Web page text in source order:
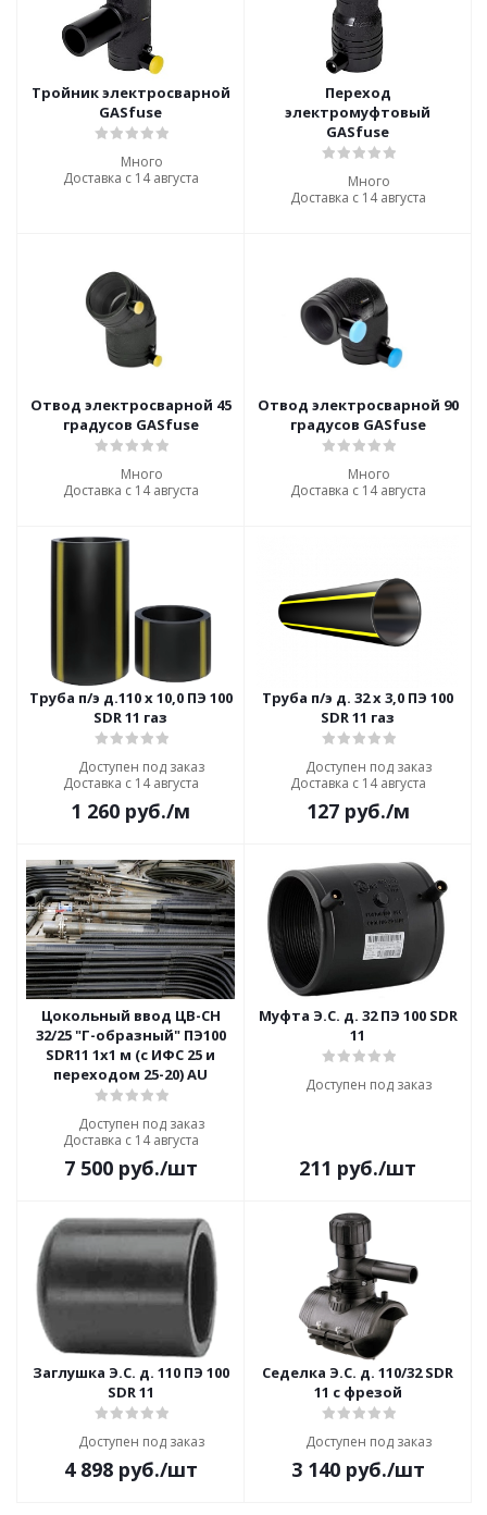
Тройник электросварной
GASfuse
Много
Доставка с 14 августа
Переход
электромуфтовый
GASfuse
Много
Доставка с 14 августа
Отвод электросварной 45
градусов GASfuse
Много
Доставка с 14 августа
Отвод электросварной 90
градусов GASfuse
Много
Доставка с 14 августа
Труба п/э д.110 х 10,0 ПЭ 100
SDR 11 газ
Доступен под заказ
Доставка с 14 августа
1 260 руб./м
Труба п/э д. 32 х 3,0 ПЭ 100
SDR 11 газ
Доступен под заказ
Доставка с 14 августа
127руб./м
Цокольный ввод ЦВ-СН
32/25 "Г-образный" ПЭ100
SDR11 1х1 м (с ИФС 25 и
переходом 25-20) AU
Доступен под заказ
Доставка с 14 августа
7 500руб./шт
Муфта Э.С. д. 32 ПЭ 100 SDR
11
Доступен под заказ
211 руб./шт
Заглушка Э.С. д. 110 ПЭ 100
SDR 11
Доступен под заказ
4 898руб./шт
Седелка Э.С. д. 110/32 SDR
11 с фрезой
Доступен под заказ
3 140руб./шт